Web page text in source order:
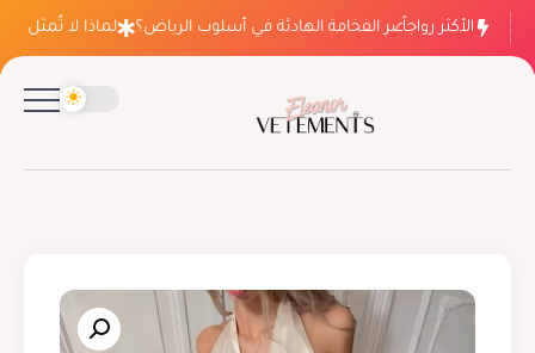
الأكثر رواجاً
لماذا ينتصر الفخامة الهادئة في أسلوب الرياض؟ لماذا لا تُمثل